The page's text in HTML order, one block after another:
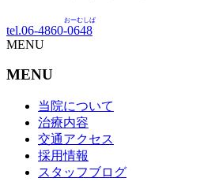
tel.06-4860-0648
おーむしば
MENU
MENU
当院について
治療内容
交通アクセス
採用情報
スタッフブログ